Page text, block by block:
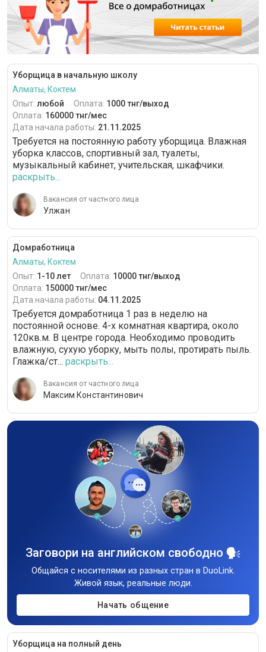
Уборщица в начальную школу
Алматы, Коктем
Опыт: любой Оплата: 1000 тнг/выход
Оплата: 160000 тнг/мес
Дата начала работы: 21.11.2025
Требуется на постоянную работу уборщица. Влажная
уборка классов, спортивный зал, туалеты,
музыкальный кабинет, учительская, шкафчики.
раскрыть...
Вакансия от частного лица
Улжан
Домработница
Алматы, Коктем
Опыт: 1-10 лет Оплата: 10000 тнг/выход
Оплата: 150000 тнг/мес
Дата начала работы: 04.11.2025
Требуется домработница 1 раз в неделю на
постоянной основе. 4-х комнатная квартира, около
120кв.м. В центре города. Необходимо проводить
влажную, сухую уборку, мыть полы, протирать пыль.
Глажка/ст... раскрыть...
Вакансия от частного лица
Максим Константинович
Заговори на английском свободно
Общайся с носителями из разных стран в DuoLink.
Живой язык, реальные люди.
Начать общение
Уборщица на полный день